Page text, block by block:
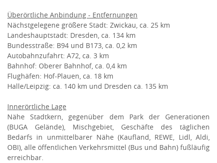
Überörtliche Anbindung - Entfernungen
Nächstgelegene größere Stadt: Zwickau, ca. 25 km
Landeshauptstadt: Dresden, ca. 134 km
Bundesstraße: B94 und B173, ca. 0,2 km
Autobahnzufahrt: A72, ca. 3 km
Bahnhof: Oberer Bahnhof, ca. 0,4 km
Flughäfen: Hof-Plauen, ca. 18 km
Halle/Leipzig: ca. 140 km und Dresden ca. 135 km
Innerörtliche Lage
Nähe Stadtkern, gegenüber dem Park der Generationen
(BUGA Gelände), Mischgebiet, Geschäfte des täglichen
Bedarfs in unmittelbarer Nähe (Kaufland, REWE, Lidl, Aldi,
OBI), alle öffentlichen Verkehrsmittel (Bus und Bahn) fußläufig
erreichbar.